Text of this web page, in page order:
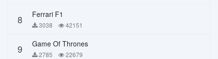
8 Ferrari F1
3038 42151
9 Game Of Thrones
2785 22679